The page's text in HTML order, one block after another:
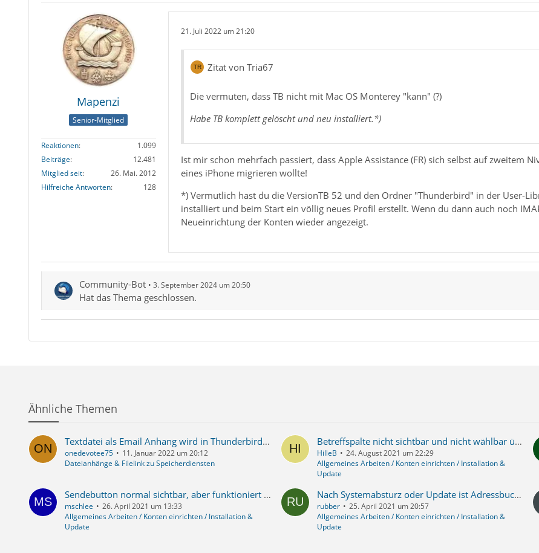
Mapenzi
Senior-Mitglied
Reaktionen
1.099
Beiträge
12.481
Mitglied seit
26. Mai. 2012
Hilfreiche Antworten
128
21. Juli 2022 um 21:20
Zitat von Tria67
Die vermuten, dass TB nicht mit Mac OS Monterey "kann" (?)
Habe TB komplett gelöscht und neu installiert.*)
Ist mir schon mehrfach passiert, dass Apple Assistance (FR) sich selbst auf zweitem
eines iPhone migrieren wollte!
*) Vermutlich hast du die VersionTB 52 und den Ordner "Thunderbird" in der User-
installiert und beim Start ein völlig neues Profil erstellt. Wenn du dann auch noch
Neueinrichtung der Konten wieder angezeigt.
Community-Bot 3. September 2024 um 20:50
Hat das Thema geschlossen.
Ähnliche Themen
Textdatei als Email Anhang wird in Thunderbird als Text angezeigt. Eine angehängte Datei ist aber nicht vorhanden.
onedevotee75
11. Januar 2022 um 20:12
Dateianhänge & Filelink zu Speicherdiensten
Betreffspalte nicht sichtbar und nicht wählbar über Menü
HilleB
24. August 2021 um 22:29
Allgemeines Arbeiten / Konten einrichten / Installation &
Update
Sendebutton normal sichtbar, aber funktioniert nicht - Adressbuch leer
mschlee
26. April 2021 um 13:33
Allgemeines Arbeiten / Konten einrichten / Installation &
Update
Nach Systemabsturz oder Update ist Adressbuch, Kalender weg, Sendeknopf vorhanden aber reagiert nicht
rubber
25. April 2021 um 20:57
Allgemeines Arbeiten / Konten einrichten / Installation &
Update